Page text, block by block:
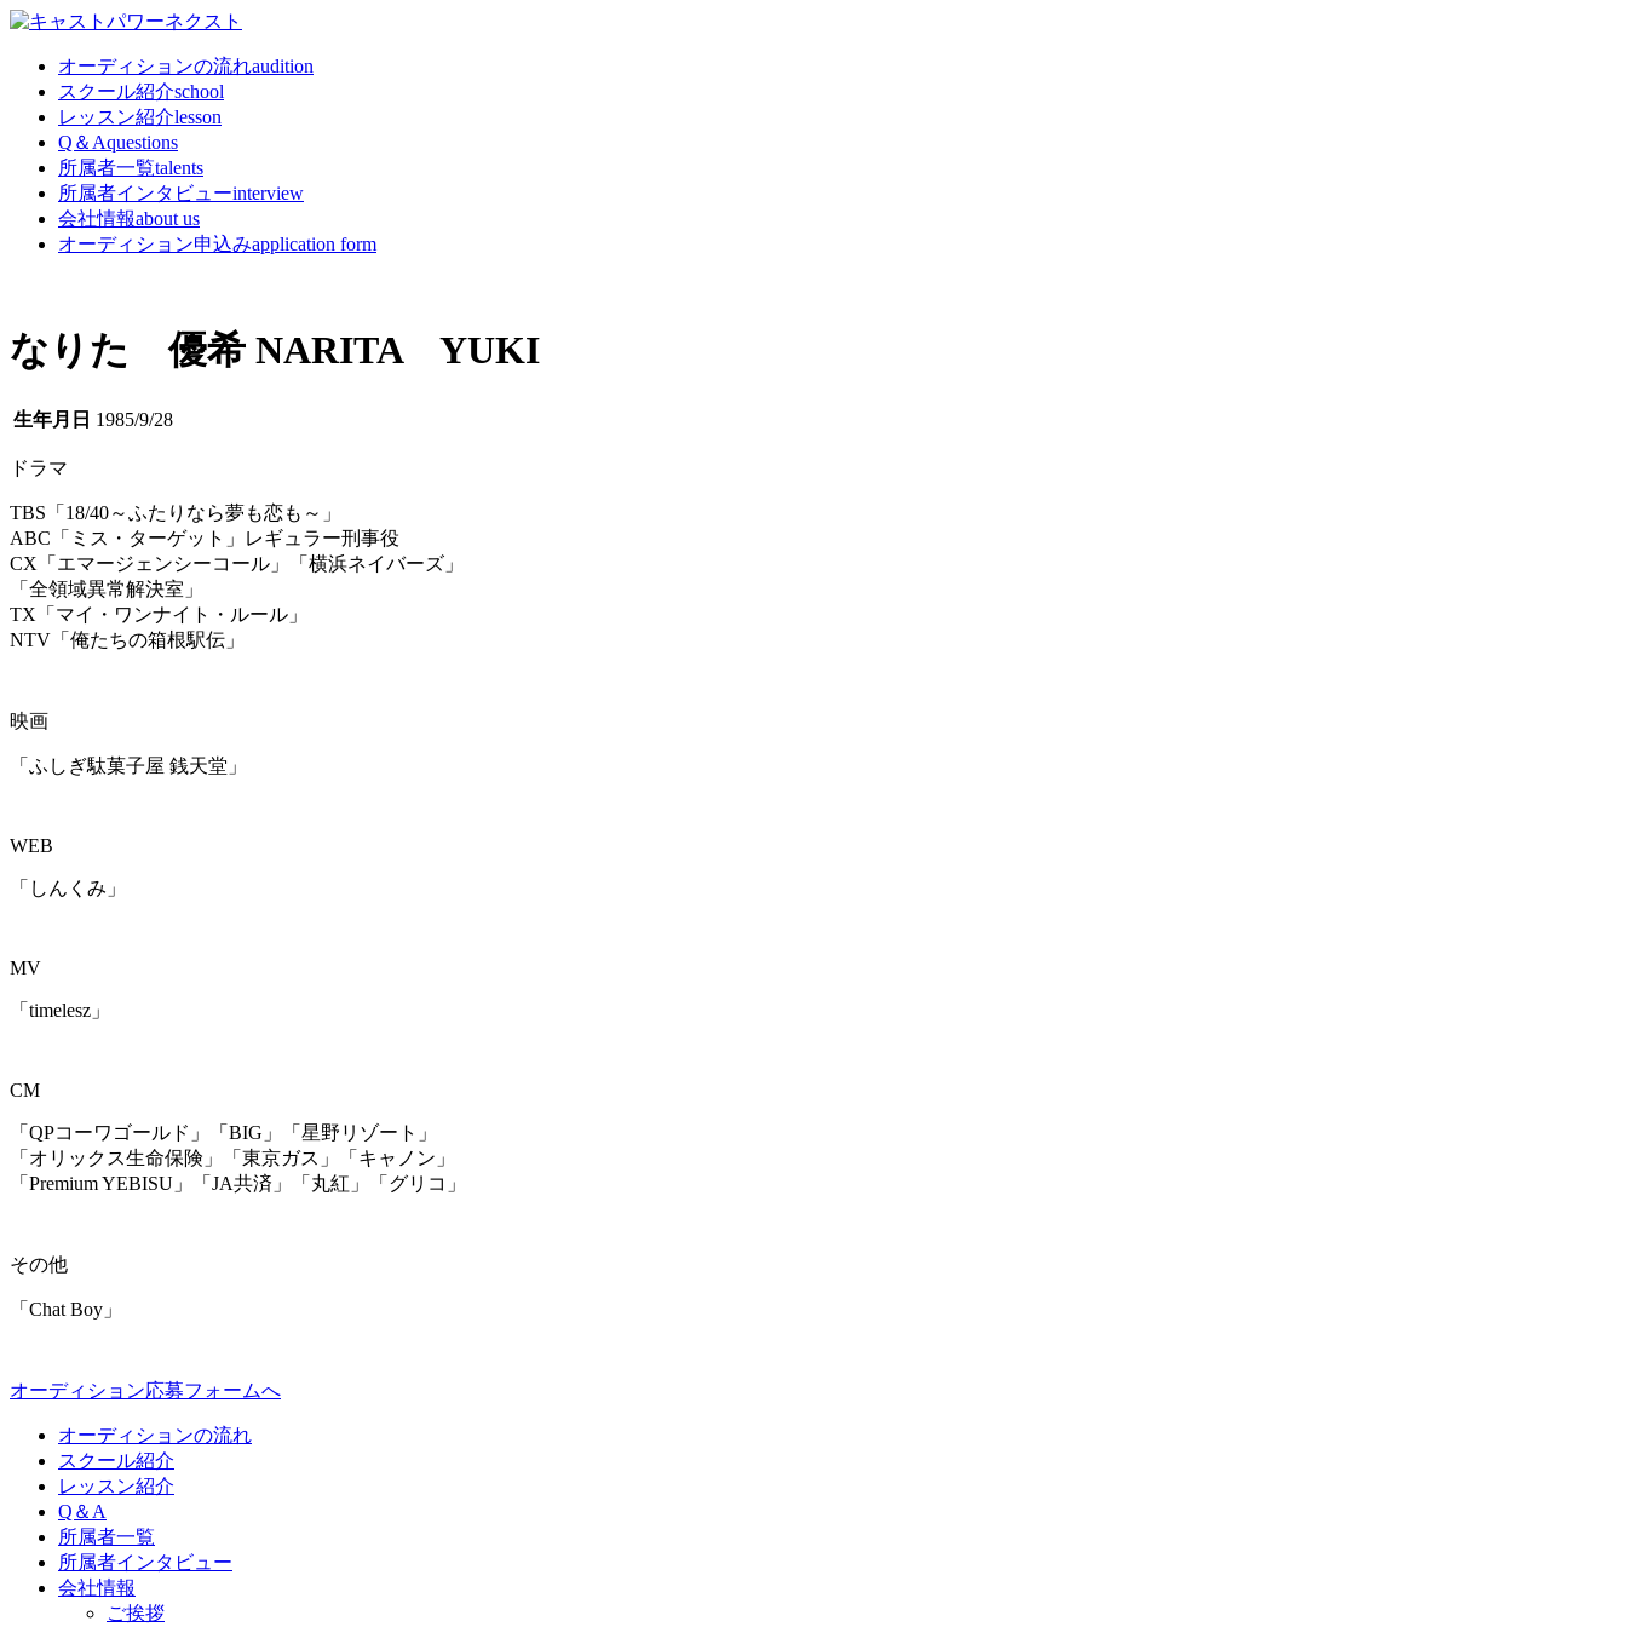
オーディションの流れaudition
スクール紹介school
レッスン紹介lesson
Q＆Aquestions
所属者一覧talents
所属者インタビューinterview
会社情報about us
オーディション申込みapplication form
なりた 優希 NARITA YUKI
生年月日 1985/9/28
ドラマ
TBS「18/40～ふたりなら夢も恋も～」
ABC「ミス・ターゲット」レギュラー刑事役
CX「エマージェンシーコール」「横浜ネイバーズ」
「全領域異常解決室」
TX「マイ・ワンナイト・ルール」
NTV「俺たちの箱根駅伝」
映画
「ふしぎ駄菓子屋 銭天堂」
WEB
「しんくみ」
MV
「timelesz」
CM
「QPコーワゴールド」「BIG」「星野リゾート」
「オリックス生命保険」「東京ガス」「キャノン」
「Premium YEBISU」「JA共済」「丸紅」「グリコ」
その他
「Chat Boy」
オーディション応募フォームへ
オーディションの流れ
スクール紹介
レッスン紹介
Q＆A
所属者一覧
所属者インタビュー
会社情報
ご挨拶